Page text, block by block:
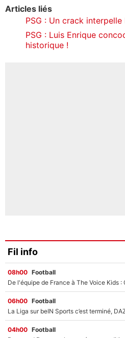
Articles liés
PSG : Un crack interpelle
PSG : Luis Enrique
historique !
Fil info
08h00 Football
06h00 Football
04h00 Football